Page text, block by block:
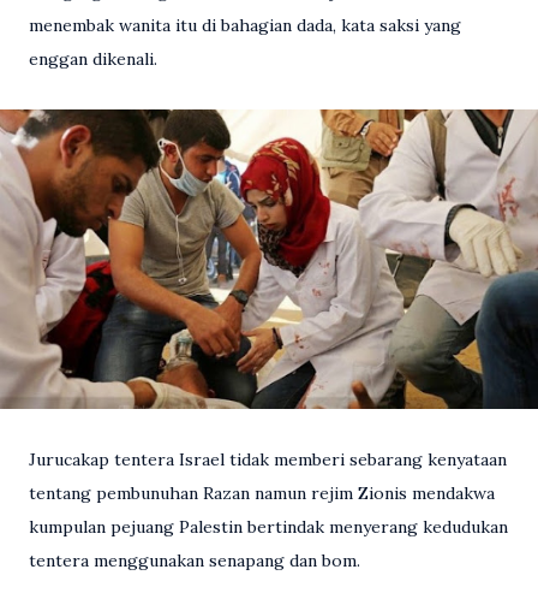
menembak wanita itu di bahagian dada, kata saksi yang
enggan dikenali.
Jurucakap tentera Israel tidak memberi sebarang kenyataan
tentang pembunuhan Razan namun rejim Zionis mendakwa
kumpulan pejuang Palestin bertindak menye­rang kedudukan
tentera menggunakan senapang dan bom.